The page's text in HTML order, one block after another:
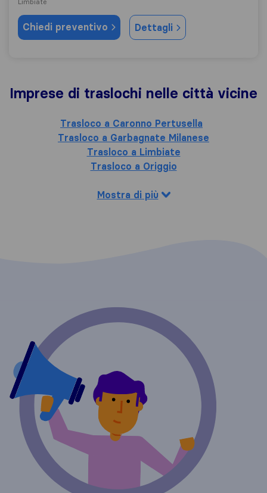
Chiedi preventivo Dettagli
Imprese di traslochi nelle città vicine
Trasloco a Caronno Pertusella
Trasloco a Garbagnate Milanese
Trasloco a Limbiate
Trasloco a Origgio
Mostra di più